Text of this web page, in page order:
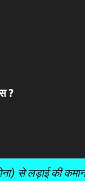
?
से लड़ाई की कमान